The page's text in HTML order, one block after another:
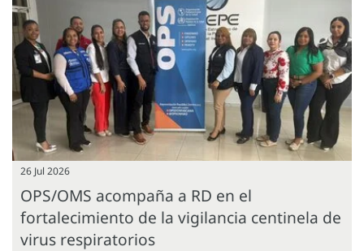
26 Jul 2026
OPS/OMS acompaña a RD en el
fortalecimiento de la vigilancia centinela de
virus respiratorios